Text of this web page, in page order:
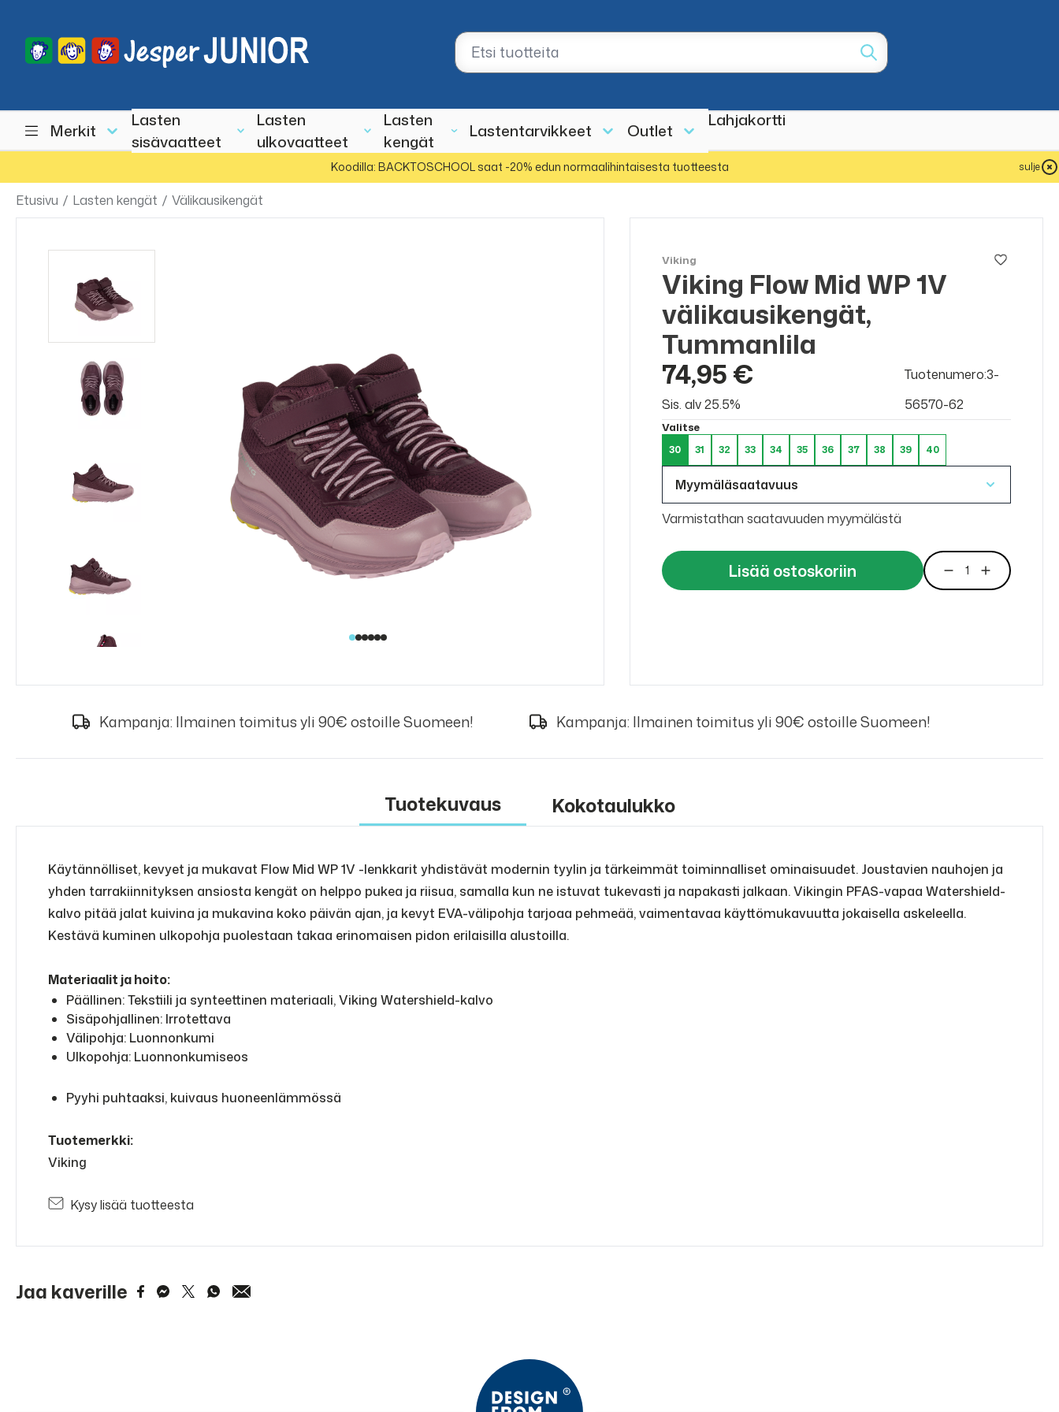
Merkit
Lasten
sisävaatteet
Lasten
ulkovaatteet
Lasten
kengät
Lastentarvikkeet Outlet
Lahjakortti
Koodilla: BACKTOSCHOOL saat -20% edun normaalihintaisesta tuotteesta sulje
Etusivu / Lasten kengät / Välikausikengät
Viking
Viking Flow Mid WP 1V
välikausikengät,
Tummanlila
74,95 €
Sis. alv 25.5%
Tuotenumero:3-
56570-62
Valitse
30 31 32 33 34 35 36 37 38 39 40
Myymäläsaatavuus
Varmistathan saatavuuden myymälästä
Lisää ostoskoriin
Kampanja: Ilmainen toimitus yli 90€ ostoille Suomeen! Kampanja: Ilmainen toimitus yli 90€ ostoille Suomeen!
Tuotekuvaus Kokotaulukko
Käytännölliset, kevyet ja mukavat Flow Mid WP 1V -lenkkarit yhdistävät modernin tyylin ja tärkeimmät toiminnalliset ominaisuudet. Joustavien nauhojen ja
yhden tarrakiinnityksen ansiosta kengät on helppo pukea ja riisua, samalla kun ne istuvat tukevasti ja napakasti jalkaan. Vikingin PFAS-vapaa Watershield-
kalvo pitää jalat kuivina ja mukavina koko päivän ajan, ja kevyt EVA-välipohja tarjoaa pehmeää, vaimentavaa käyttömukavuutta jokaisella askeleella.
Kestävä kuminen ulkopohja puolestaan takaa erinomaisen pidon erilaisilla alustoilla.
Materiaalit ja hoito:
Päällinen: Tekstiili ja synteettinen materiaali, Viking Watershield-kalvo
Sisäpohjallinen: Irrotettava
Välipohja: Luonnonkumi
Ulkopohja: Luonnonkumiseos
Pyyhi puhtaaksi, kuivaus huoneenlämmössä
Tuotemerkki:
Viking
Kysy lisää tuotteesta
Jaa kaverille